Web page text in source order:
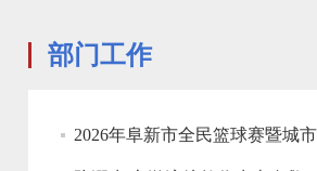
部门工作
2026年阜新市全民篮球赛暨城